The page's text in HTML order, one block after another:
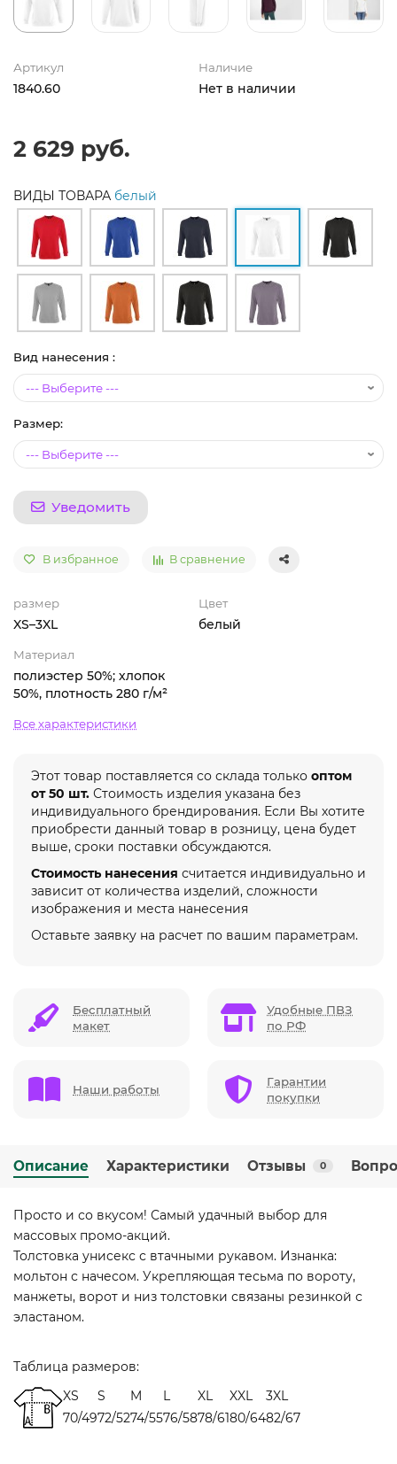
Артикул
1840.60
Наличие
Нет в наличии
2 629 руб.
ВИДЫ ТОВАРА белый
Вид нанесения :
Размер:
Уведомить
В избранное В сравнение
размер
XS–3XL
Цвет
белый
Материал
полиэстер 50%; хлопок
50%, плотность 280 г/м²
Все характеристики
Этот товар поставляется со склада только оптом
от 50 шт. Стоимость изделия указана без
индивидуального брендирования. Если Вы хотите
приобрести данный товар в розницу, цена будет
выше, сроки поставки обсуждаются.
Стоимость нанесения считается индивидуально и
зависит от количества изделий, сложности
изображения и места нанесения
Оставьте заявку на расчет по вашим параметрам.
Бесплатный
макет
Удобные ПВЗ
по РФ
Наши работы
Гарантии
покупки
Описание Характеристики Отзывы 0
Просто и со вкусом! Самый удачный выбор для
массовых промо-акций.
Толстовка унисекс с втачными рукавом. Изнанка:
мольтон с начесом. Укрепляющая тесьма по вороту,
манжеты, ворот и низ толстовки связаны резинкой с
эластаном.
Таблица размеров:
XS
S M L XL XXL
3XL
70/4972/5274/5576/5878/6180/6482/67